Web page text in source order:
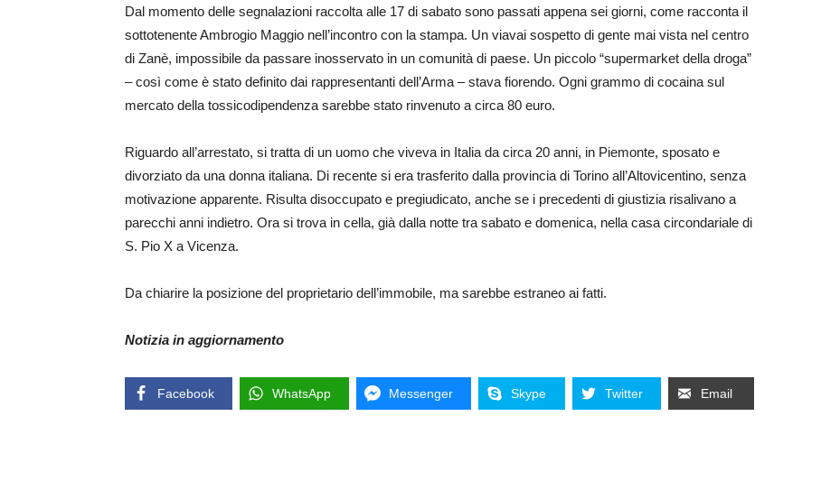
Dal momento delle segnalazioni raccolta alle 17 di sabato sono passati appena sei giorni, come racconta il
sottotenente Ambrogio Maggio nell’incontro con la stampa. Un viavai sospetto di gente mai vista nel centro
di Zanè, impossibile da passare inosservato in un comunità di paese. Un piccolo “supermarket della droga”
– così come è stato definito dai rappresentanti dell’Arma – stava fiorendo. Ogni grammo di cocaina sul
mercato della tossicodipendenza sarebbe stato rinvenuto a circa 80 euro.
Riguardo all’arrestato, si tratta di un uomo che viveva in Italia da circa 20 anni, in Piemonte, sposato e
divorziato da una donna italiana. Di recente si era trasferito dalla provincia di Torino all’Altovicentino, senza
motivazione apparente. Risulta disoccupato e pregiudicato, anche se i precedenti di giustizia risalivano a
parecchi anni indietro. Ora si trova in cella, già dalla notte tra sabato e domenica, nella casa circondariale di
S. Pio X a Vicenza.
Da chiarire la posizione del proprietario dell’immobile, ma sarebbe estraneo ai fatti.
Notizia in aggiornamento
Facebook WhatsApp Messenger Skype Twitter Email